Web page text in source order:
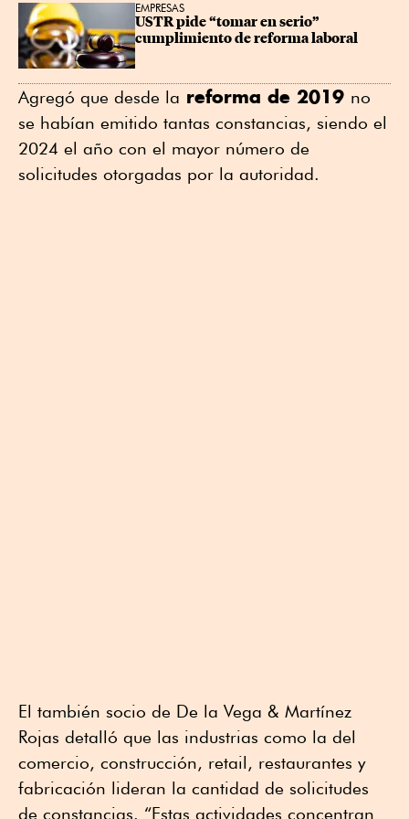
EMPRESAS
USTR pide “tomar en serio”
cumplimiento de reforma laboral
Agregó que desde la reforma de 2019 no
se habían emitido tantas constancias, siendo el
2024 el año con el mayor número de
solicitudes otorgadas por la autoridad.
El también socio de De la Vega & Martínez
Rojas detalló que las industrias como la del
comercio, construcción, retail, restaurantes y
fabricación lideran la cantidad de solicitudes
de constancias. “Estas actividades concentran